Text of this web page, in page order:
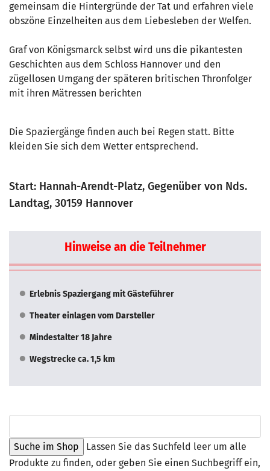
gemeinsam die Hintergründe der Tat und erfahren viele
obszöne Einzelheiten aus dem Liebesleben der Welfen.
Graf von Königsmarck selbst wird uns die pikantesten
Geschichten aus dem Schloss Hannover und den
zügellosen Umgang der späteren britischen Thronfolger
mit ihren Mätressen berichten
Die Spaziergänge finden auch bei Regen statt. Bitte
kleiden Sie sich dem Wetter entsprechend.
Start: Hannah-Arendt-Platz, Gegenüber von Nds.
Landtag, 30159 Hannover
Hinweise an die Teilnehmer
Erlebnis Spaziergang mit Gästeführer
Theater einlagen vom Darsteller
Mindestalter 18 Jahre
Wegstrecke ca. 1,5 km
Lassen Sie das Suchfeld leer um alle
Produkte zu finden, oder geben Sie einen Suchbegriff ein,